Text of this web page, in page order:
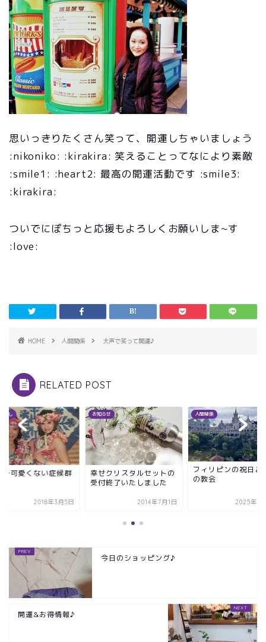
思いっきりたくさん笑って、開運しちゃいましょう
:nikoniko: :kirakira: 笑えることってなにより素敵
:smile1: :heart2: 最高の開運活動です :smile3:
:kirakira:
ついでにぽちっと応援もよろしくお願いしま~す
:love:
HOME 人間関係 大声で笑って開運♪
RELATED POST
話し
子可愛くない症候群
2018年3月5日
お知らせ
幸せクリスタルセットの
受付終了いたしました
2014年7月1日
人間関係
フィリピンの祝日と
の教会
2025年11
今日のショッピング♪
開運&お得情報♪